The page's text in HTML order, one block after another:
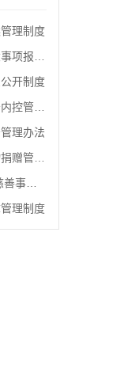
理制度
告制度
开制度
应急处…
理办法
理办法
进司…
理制度